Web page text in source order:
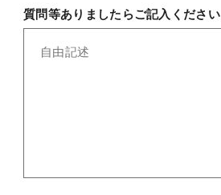
質問等ありましたらご記入ください